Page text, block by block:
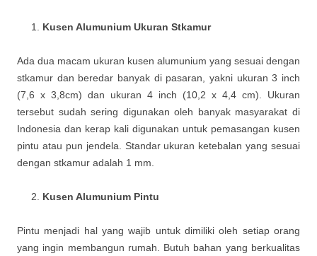
Kusen Alumunium Ukuran Stkamur
Ada dua macam ukuran kusen alumunium yang sesuai dengan
stkamur dan beredar banyak di pasaran, yakni ukuran 3 inch
(7,6 x 3,8cm) dan ukuran 4 inch (10,2 x 4,4 cm). Ukuran
tersebut sudah sering digunakan oleh banyak masyarakat di
Indonesia dan kerap kali digunakan untuk pemasangan kusen
pintu atau pun jendela. Standar ukuran ketebalan yang sesuai
dengan stkamur adalah 1 mm.
Kusen Alumunium Pintu
Pintu menjadi hal yang wajib untuk dimiliki oleh setiap orang
yang ingin membangun rumah. Butuh bahan yang berkualitas